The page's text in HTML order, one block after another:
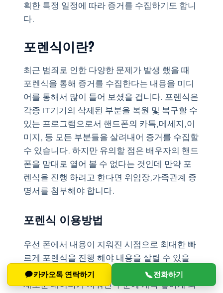
획한 특정 일정에 따라 증거를 수집하기도 합니
다.
포렌식이란?
최근 범죄로 인한 다양한 문제가 발생 했을 때
포렌식을 통해 증거를 수집한다는 내용을 미디
어를 통해서 많이 들어 보셨을 겁니다. 포렌식은
각종 IT기기의 삭제된 부분을 복원 및 복구할 수
있는 프로그램으로서 핸드폰의 카톡,메세지,이
미지, 등 모든 부분들을 살려내어 증거를 수집할
수 있습니다. 하지만 유의할 점은 배우자의 핸드
폰을 맘대로 열어 볼 수 없다는 것인데 만약 포
렌식을 진행 하려고 한다면 위임장,가족관계 증
명서를 첨부해야 합니다.
포렌식 이용방법
우선 폰에서 내용이 지워진 시점으로 최대한 빠
르게 포렌식을 진행 해야 내용을 살릴 수 있을
확률이 높아집니다. 너무 오랜 기간 지나게 되면
새로운 데이터가 지워진 부분에 계속 쌓이게 되
카카오톡 연락하기 전화하기